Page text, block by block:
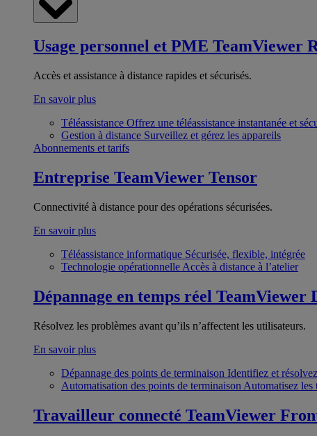
Usage personnel et PME TeamViewer
Accès et assistance à distance rapides et sécurisés.
En savoir plus
Téléassistance Offrez une téléassistance instantanée et
Gestion à distance Surveillez et gérez les appareils
Abonnements et tarifs
Entreprise TeamViewer Tensor
Connectivité à distance pour des opérations sécurisées.
En savoir plus
Téléassistance informatique Sécurisée, flexible, intégrée
Technologie opérationnelle Accès à distance à l’atelier
Dépannage en temps réel TeamViewer
Résolvez les problèmes avant qu’ils n’affectent les utilisateurs.
En savoir plus
Dépannage des points de terminaison Identifiez et
Automatisation des points de terminaison Automatisez les
Travailleur connecté TeamViewer